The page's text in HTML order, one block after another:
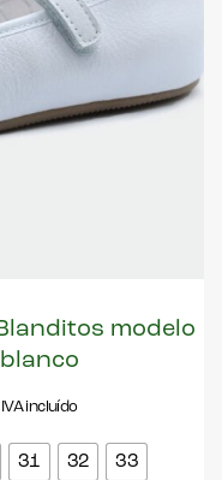
modelo
IVA incluído
31 32 33